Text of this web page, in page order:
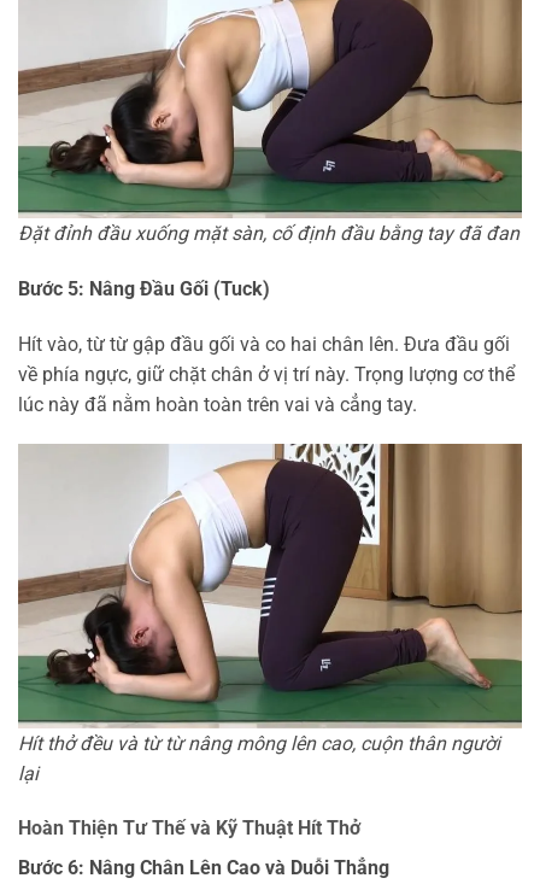
Đặt đỉnh đầu xuống mặt sàn, cố định đầu bằng tay đã đan
Bước 5: Nâng Đầu Gối (Tuck)
Hít vào, từ từ gập đầu gối và co hai chân lên. Đưa đầu gối
về phía ngực, giữ chặt chân ở vị trí này. Trọng lượng cơ thể
lúc này đã nằm hoàn toàn trên vai và cẳng tay.
Hít thở đều và từ từ nâng mông lên cao, cuộn thân người
lại
Hoàn Thiện Tư Thế và Kỹ Thuật Hít Thở
Bước 6: Nâng Chân Lên Cao và Duỗi Thẳng